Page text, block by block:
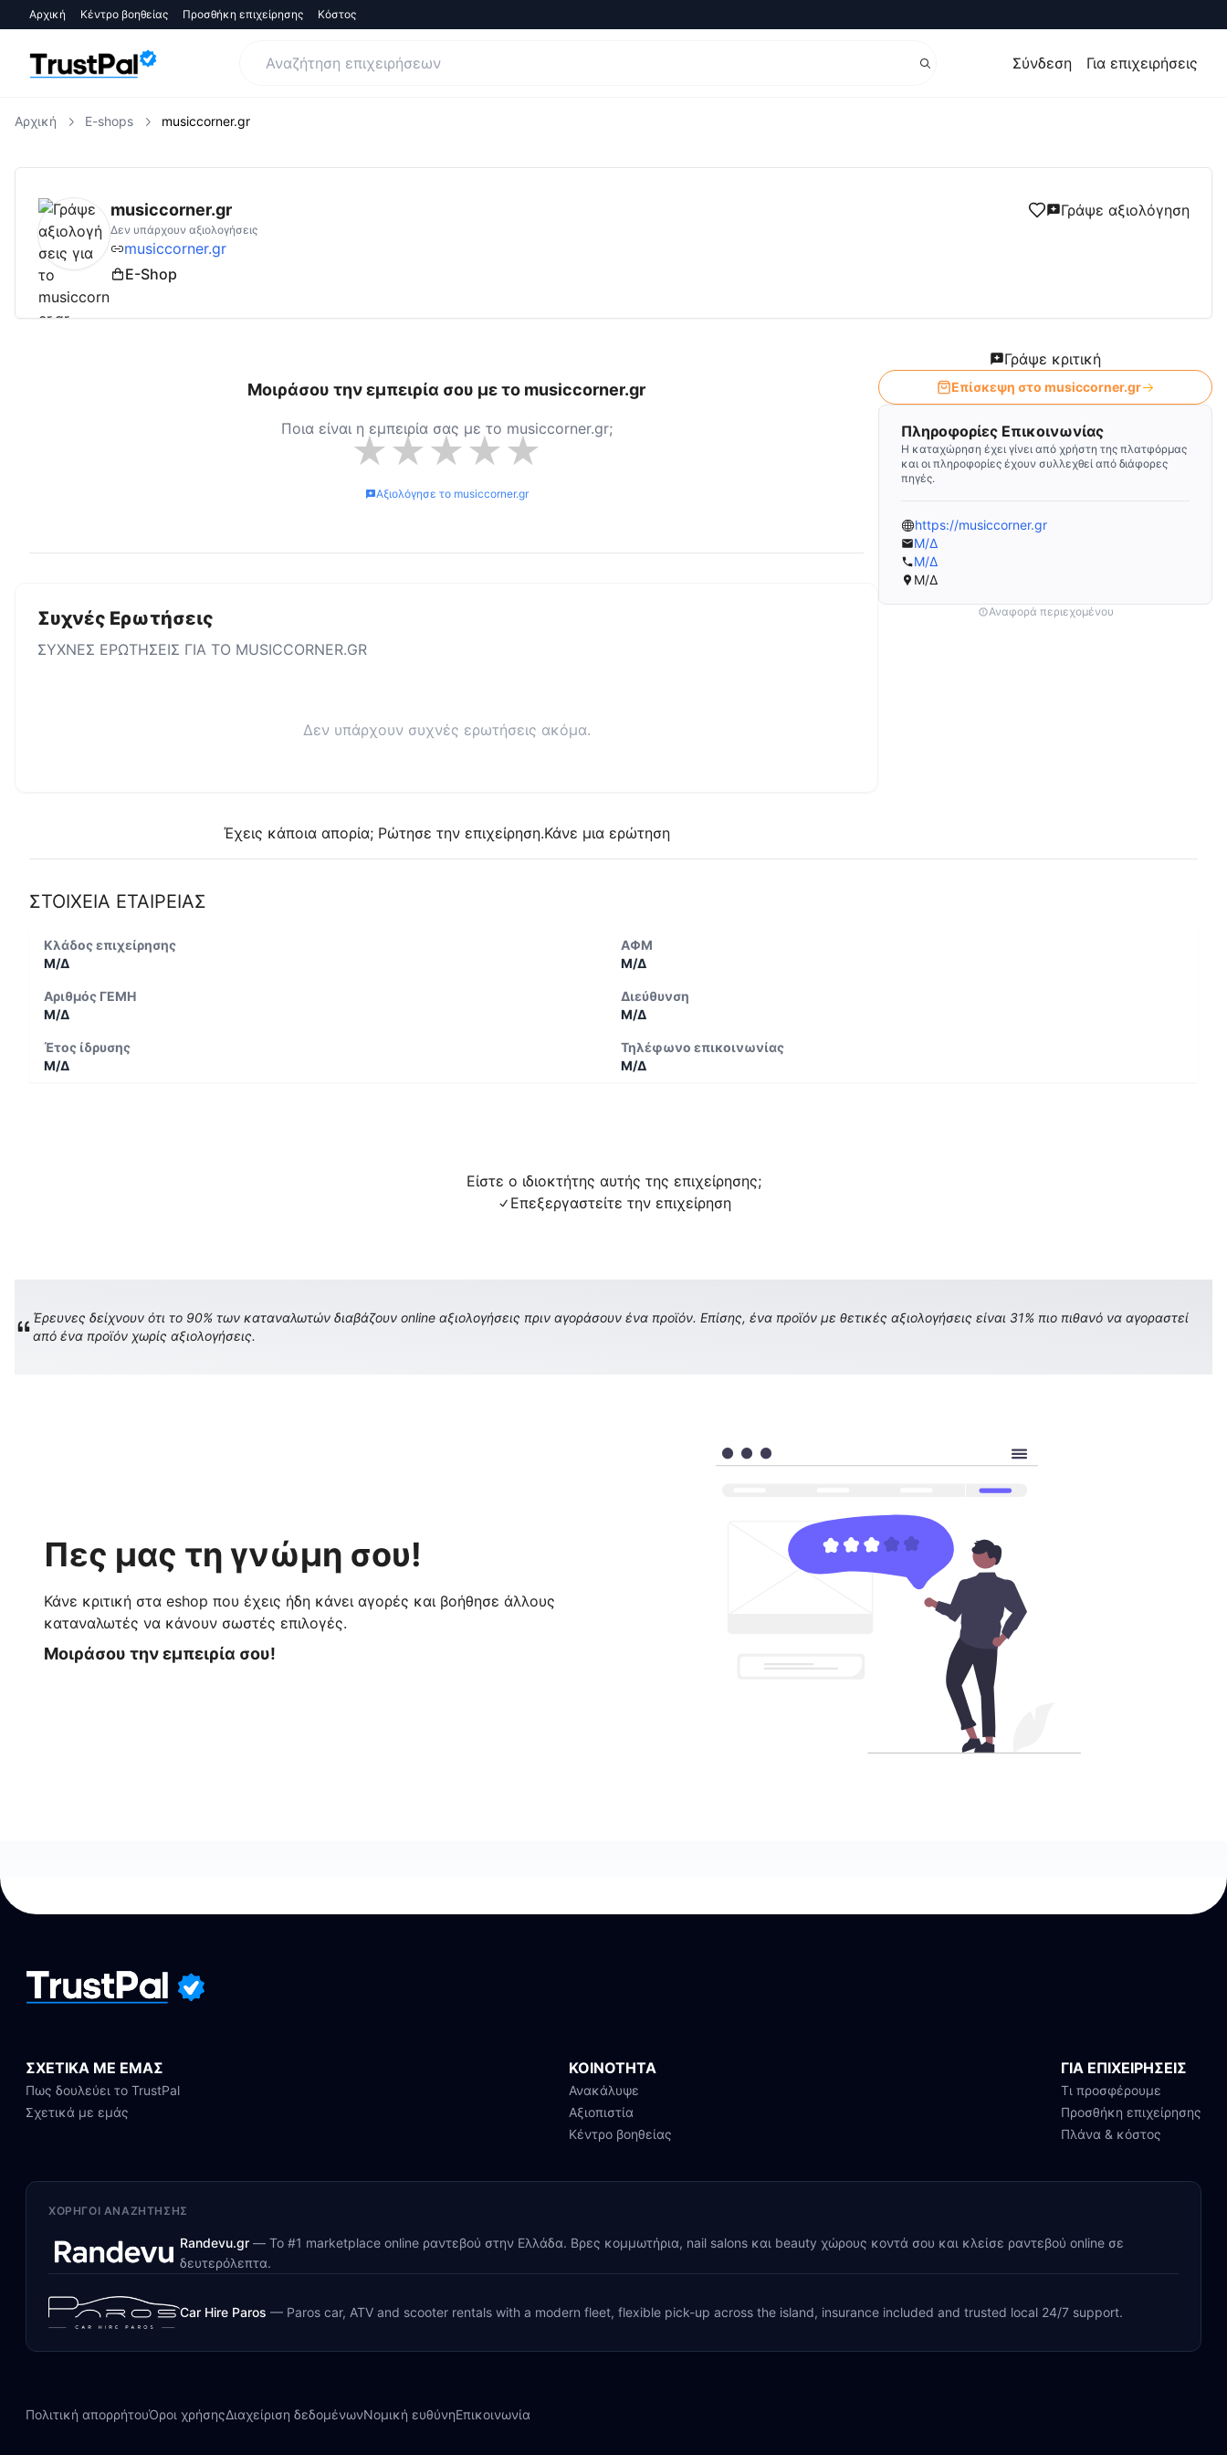
Αρχική Κέντρο βοηθείας Προσθήκη επιχείρησης Κόστος
Σύνδεση Για επιχειρήσεις
Αρχική E-shops musiccorner.gr
musiccorner.gr Αξιολογήσεις | Δες Αξιολογήσεις και Κριτικές για
musiccorner.gr Γράψε αξιολόγηση
Δεν υπάρχουν αξιολογήσεις
musiccorner.gr
E-Shop
Μοιράσου την εμπειρία σου με το musiccorner.gr
Ποια είναι η εμπειρία σας με το musiccorner.gr;
★★★★★
Αξιολόγησε το musiccorner.gr
Συχνές Ερωτήσεις
ΣΥΧΝΕΣ ΕΡΩΤΗΣΕΙΣ ΓΙΑ ΤΟ MUSICCORNER.GR
Δεν υπάρχουν συχνές ερωτήσεις ακόμα.
Έχεις κάποια απορία; Ρώτησε την επιχείρηση.Κάνε μια ερώτηση
Γράψε κριτική
Επίσκεψη στο musiccorner.gr
Πληροφορίες Επικοινωνίας
Η καταχώρηση έχει γίνει από χρήστη της πλατφόρμας
και οι πληροφορίες έχουν συλλεχθεί από διάφορες
πηγές.
https://musiccorner.gr
Μ/Δ
Μ/Δ
Μ/Δ
Αναφορά περιεχομένου
ΣΤΟΙΧΕΙΑ ΕΤΑΙΡΕΙΑΣ
Κλάδος επιχείρησης
Μ/Δ
ΑΦΜ
Μ/Δ
Αριθμός ΓΕΜΗ
Μ/Δ
Διεύθυνση
Μ/Δ
Έτος ίδρυσης
Μ/Δ
Τηλέφωνο επικοινωνίας
Μ/Δ
Είστε ο ιδιοκτήτης αυτής της επιχείρησης;
Επεξεργαστείτε την επιχείρηση
Έρευνες δείχνουν ότι το 90% των καταναλωτών διαβάζουν online αξιολογήσεις πριν αγοράσουν ένα προϊόν. Επίσης, ένα προϊόν με θετικές αξιολογήσεις είναι 31% πιο πιθανό να αγοραστεί
από ένα προϊόν χωρίς αξιολογήσεις.
Πες μας τη γνώμη σου!
Κάνε κριτική στα eshop που έχεις ήδη κάνει αγορές και βοήθησε άλλους
καταναλωτές να κάνουν σωστές επιλογές.
Μοιράσου την εμπειρία σου!
ΣΧΕΤΙΚΑ ΜΕ ΕΜΑΣ
Πως δουλεύει το TrustPal
Σχετικά με εμάς
ΚΟΙΝΟΤΗΤΑ
Ανακάλυψε
Αξιοπιστία
Κέντρο βοηθείας
ΓΙΑ ΕΠΙΧΕΙΡΗΣΕΙΣ
Τι προσφέρουμε
Προσθήκη επιχείρησης
Πλάνα & κόστος
ΧΟΡΗΓΟΊ ΑΝΑΖΉΤΗΣΗΣ
Randevu.gr — Το #1 marketplace online ραντεβού στην Ελλάδα. Βρες κομμωτήρια, nail salons και beauty χώρους κοντά σου και κλείσε ραντεβού online σε
δευτερόλεπτα.
Car Hire Paros — Paros car, ATV and scooter rentals with a modern fleet, flexible pick-up across the island, insurance included and trusted local 24/7 support.
Πολιτική απορρήτουΌροι χρήσηςΔιαχείριση δεδομένωνΝομική ευθύνηΕπικοινωνία